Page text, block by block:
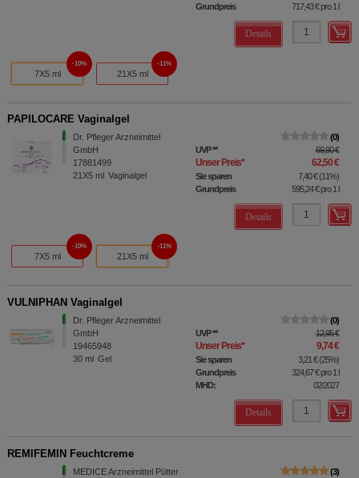
Grundpreis
717,43 €pro 1 l
Details
7X5 ml
10%
21X5 ml
11%
PAPILOCARE Vaginalgel
Dr. Pfleger Arzneimittel
GmbH
17881499
21X5 ml Vaginalgel
0
UVP** 69,90 €
Unser Preis* 62,50 €
Sie sparen 7,40 €(11%)
Grundpreis
595,24 €pro 1 l
Details
7X5 ml
10%
21X5 ml
11%
VULNIPHAN Vaginalgel
Dr. Pfleger Arzneimittel
GmbH
19465948
30 ml Gel
0
UVP** 12,95 €
Unser Preis* 9,74 €
Sie sparen 3,21 €(25%)
Grundpreis
324,67 €pro 1 l
MHD:
02/2027
Details
REMIFEMIN Feuchtcreme
MEDICE Arzneimittel Pütter
3